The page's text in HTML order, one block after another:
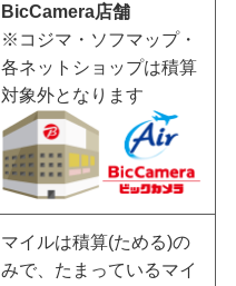
BicCamera店舗
※コジマ・ソフマップ・
各ネットショップは積算
対象外となります
マイルは積算(ためる)の
みで、たまっているマイ